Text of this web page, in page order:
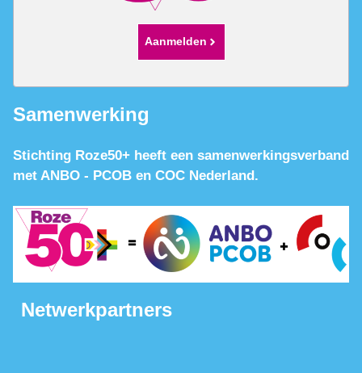
Aanmelden
Samenwerking
Stichting Roze50+ heeft een samenwerkingsverband
met ANBO - PCOB en COC Nederland.
Netwerkpartners